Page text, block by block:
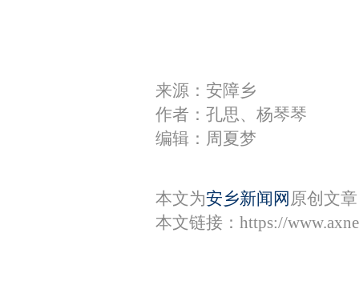
来源：安障乡
作者：孔思、杨琴琴
编辑：周夏梦
本文为安乡新闻网 原创文
本文链接： https://